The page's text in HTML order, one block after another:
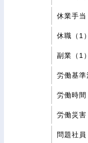
休業手当
休職（1）
副業（1）
労働基準
労働時間
労働災害
問題社員